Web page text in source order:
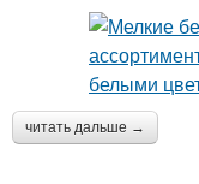
читать дальше →